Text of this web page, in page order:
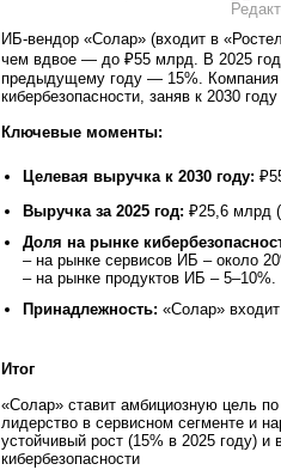
ИБ-вендор «Солар» (входит в
чем вдвое — до ₽55 млрд. В 2025
предыдущему году — 15%. Компания
кибербезопасности, заняв к 2030
Ключевые моменты:
Целевая выручка к 2030 году:
Выручка за 2025 год: ₽25,6 млрд
Доля на рынке
– на рынке сервисов ИБ – около
– на рынке продуктов ИБ – 5–10%.
Принадлежность: «Солар»
Итог
«Солар» ставит амбициозную цель
лидерство в сервисном сегменте и
устойчивый рост (15% в 2025 году) и
кибербезопасности